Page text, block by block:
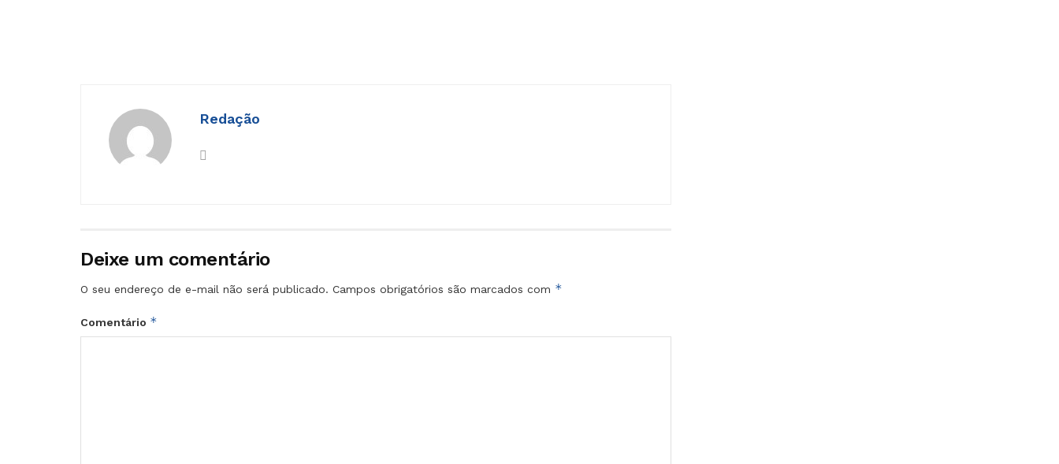
Redação
Deixe um comentário
O seu endereço de e-mail não será publicado. Campos obrigatórios são marcados com *
Comentário *